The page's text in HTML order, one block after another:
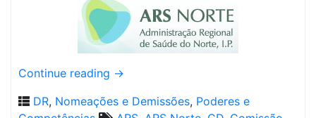
Continue reading →
DR, Nomeações e Demissões, Poderes e